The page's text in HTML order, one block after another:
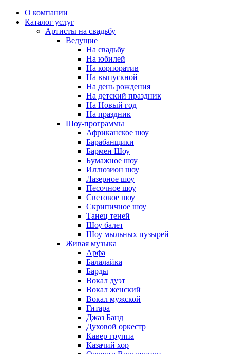
О компании
Каталог услуг
Артисты на свадьбу
Ведущие
На свадьбу
На юбилей
На корпоратив
На выпускной
На день рождения
На детский праздник
На Новый год
На праздник
Шоу-программы
Африканское шоу
Барабанщики
Бармен Шоу
Бумажное шоу
Иллюзион шоу
Лазерное шоу
Песочное шоу
Световое шоу
Скрипичное шоу
Танец теней
Шоу балет
Шоу мыльных пузырей
Живая музыка
Арфа
Балалайка
Барды
Вокал дуэт
Вокал женский
Вокал мужской
Гитара
Джаз Банд
Духовой оркестр
Кавер группа
Казачий хор